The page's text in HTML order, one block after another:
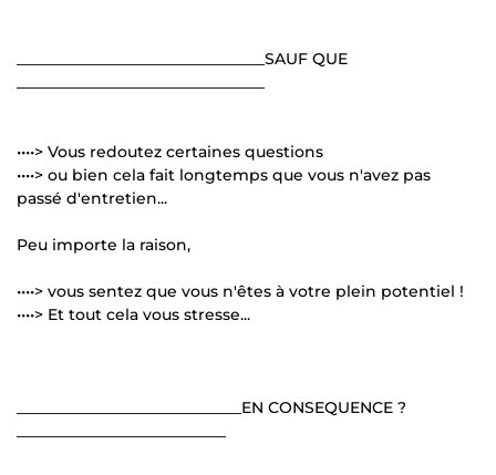
________________________________SAUF QUE
••••> Vous redoutez certaines questions
••••> ou bien cela fait longtemps que vous n'avez pas
passé d'entretien...
Peu importe la raison,
••••> vous sentez que vous n'êtes à votre plein potentiel !
••••> Et tout cela vous stresse...
_____________________________EN CONSEQUENCE ?